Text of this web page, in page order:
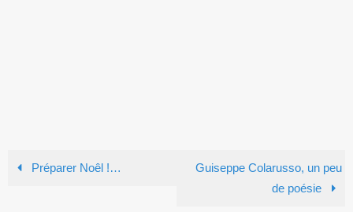
Préparer Noêl !…
Guiseppe Colarusso, un peu
de poésie